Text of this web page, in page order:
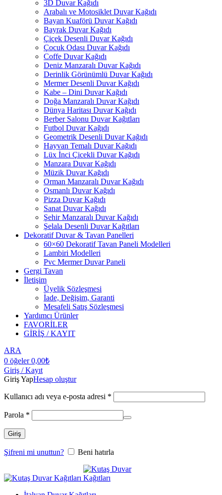
3D Duvar Kağıdı
Arabalı ve Motosiklet Duvar Kağıdı
Bayan Kuaförü Duvar Kağıdı
Bayrak Duvar Kağıdı
Çiçek Desenli Duvar Kağıdı
Çocuk Odası Duvar Kağıdı
Coffe Duvar Kağıdı
Deniz Manzaralı Duvar Kağıdı
Derinlik Görünümlü Duvar Kağıdı
Mermer Desenli Duvar Kağıdı
Kabe – Dini Duvar Kağıdı
Doğa Manzaralı Duvar Kağıdı
Dünya Haritası Duvar Kağıdı
Berber Salonu Duvar Kağıtları
Futbol Duvar Kağıdı
Geometrik Desenli Duvar Kağıdı
Hayvan Temalı Duvar Kağıdı
Lüx İnci Çicekli Duvar Kağıdı
Manzara Duvar Kağıdı
Müzik Duvar Kağıdı
Orman Manzaralı Duvar Kağıdı
Osmanlı Duvar Kağıdı
Pizza Duvar Kağıdı
Sanat Duvar Kağıdı
Şehir Manzaralı Duvar Kağıdı
Şelala Desenli Duvar Kağıtları
Dekoratif Duvar & Tavan Panelleri
60×60 Dekoratif Tavan Paneli Modelleri
Lambiri Modelleri
Pvc Mermer Duvar Paneli
Gergi Tavan
İletişim
Üyelik Sözleşmesi
İade, Değişim, Garanti
Mesafeli Satış Sözleşmesi
Yardımcı Ürünler
FAVORİLER
GİRİŞ / KAYIT
ARA
0 öğeler 0,00₺
Giriş / Kayıt
Giriş YapHesap oluştur
Kullanıcı adı veya e-posta adresi *
Parola *
Giriş
Şifreni mi unuttun? Beni hatırla